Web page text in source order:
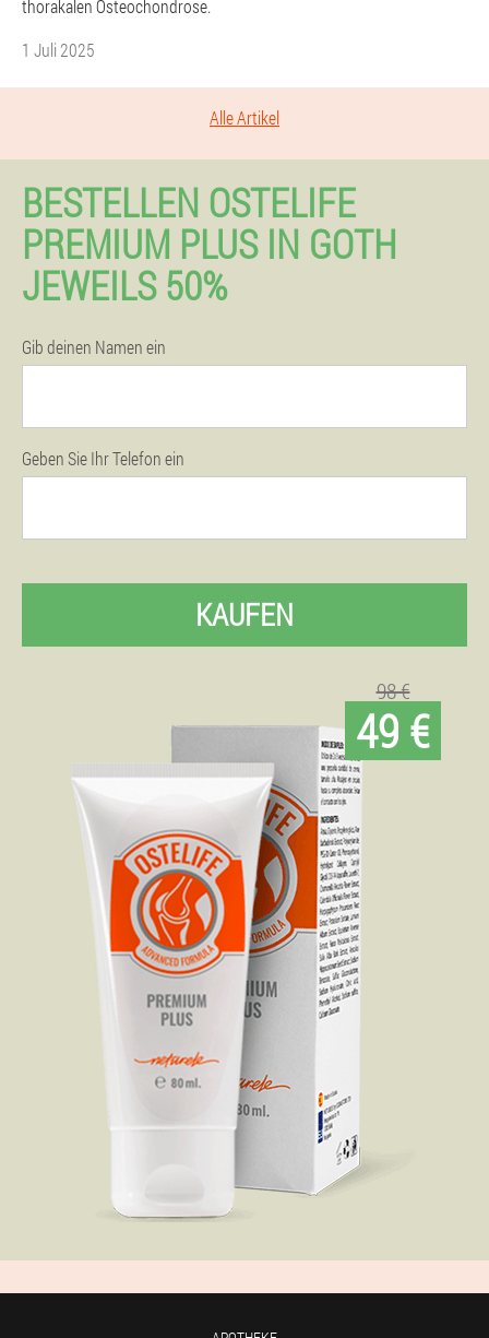
thorakalen Osteochondrose.
1 Juli 2025
Alle Artikel
BESTELLEN OSTELIFE
PREMIUM PLUS IN GOTH
JEWEILS 50%
Gib deinen Namen ein
Geben Sie Ihr Telefon ein
KAUFEN
98 €
49 €